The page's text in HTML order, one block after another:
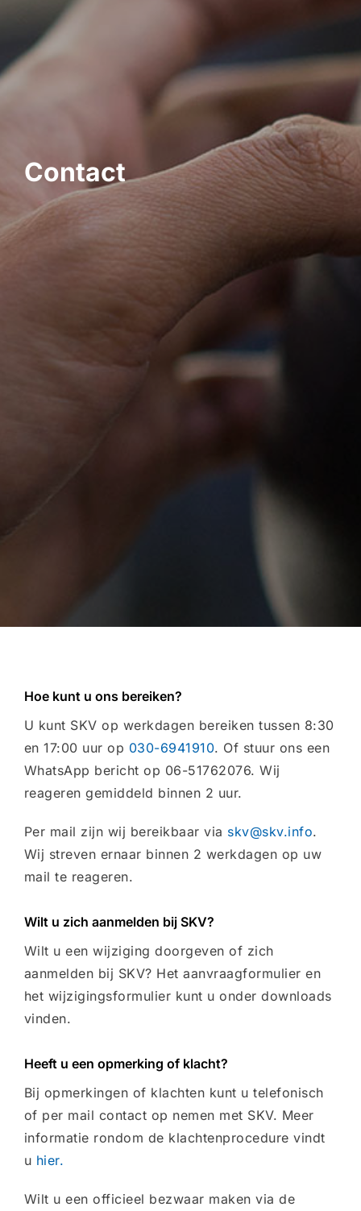
Contact
Hoe kunt u ons bereiken?
U kunt SKV op werkdagen bereiken tussen 8:30
en 17:00 uur op 030-6941910. Of stuur ons een
WhatsApp bericht op 06-51762076. Wij
reageren gemiddeld binnen 2 uur.
Per mail zijn wij bereikbaar via skv@skv.info.
Wij streven ernaar binnen 2 werkdagen op uw
mail te reageren.
Wilt u zich aanmelden bij SKV?
Wilt u een wijziging doorgeven of zich
aanmelden bij SKV? Het aanvraagformulier en
het wijzigingsformulier kunt u onder downloads
vinden.
Heeft u een opmerking of klacht?
Bij opmerkingen of klachten kunt u telefonisch
of per mail contact op nemen met SKV. Meer
informatie rondom de klachtenprocedure vindt
u hier.
Wilt u een officieel bezwaar maken via de